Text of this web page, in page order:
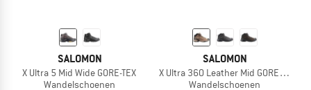
SALOMON
X Ultra 5 Mid Wide GORE-TEX
Wandelschoenen
SALOMON
X Ultra 360 Leather Mid GORE-TEX
Wandelschoenen